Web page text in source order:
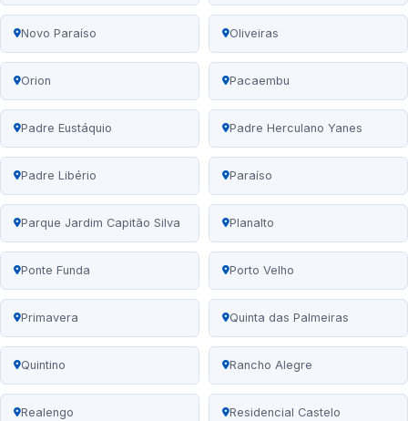
Novo Paraíso Oliveiras
Orion Pacaembu
Padre Eustáquio Padre Herculano Yanes
Padre Libério Paraíso
Parque Jardim Capitão Silva Planalto
Ponte Funda Porto Velho
Primavera Quinta das Palmeiras
Quintino Rancho Alegre
Realengo Residencial Castelo